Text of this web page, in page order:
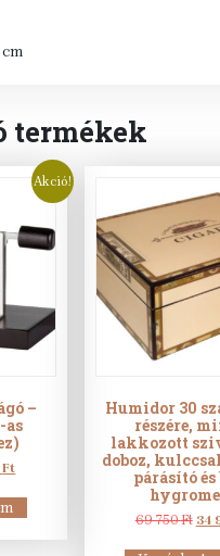
termékek
Akció!
–
as
FtCurrent
is:
10
Humidor 30
részére,
lakkozott
doboz,
párásító és
69 750Ft 34